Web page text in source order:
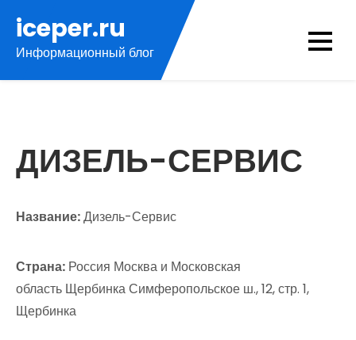
содержимому
iceper.ru
Информационный блог
ДИЗЕЛЬ-СЕРВИС
Название:Дизель-Сервис
Страна: Россия Москва и Московская
область Щербинка Симферопольское ш., 12, стр. 1,
Щербинка